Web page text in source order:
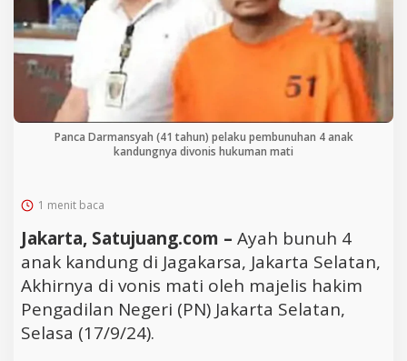
Panca Darmansyah (41 tahun) pelaku pembunuhan 4 anak
kandungnya divonis hukuman mati
1 menit baca
Jakarta, Satujuang.com – Ayah bunuh 4
anak kandung di Jagakarsa, Jakarta Selatan,
Akhirnya di vonis mati oleh majelis hakim
Pengadilan Negeri (PN) Jakarta Selatan,
Selasa (17/9/24).